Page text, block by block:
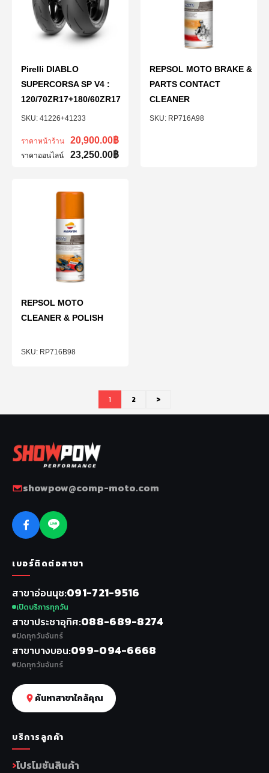
41226+41233
Pirelli DIABLO
SUPERCORSA SP V4 :
120/70ZR17+180/60ZR17
ราคาหน้าร้าน 20,900.00฿
ราคาออนไลน์ 23,250.00฿
RP716A98
REPSOL MOTO BRAKE &
PARTS CONTACT
CLEANER
RP716B98
REPSOL MOTO
CLEANER & POLISH
1 2 >
showpow@comp-moto.com
เบอร์ติดต่อสาขา
สาขาอ่อนนุช 091-721-9516
เปิดบริการทุกวัน
สาขาประชาอุทิศ 088-689-8274
ปิดทุกวันจันทร์
สาขาบางบอน 099-094-6668
ปิดทุกวันจันทร์
ค้นหาสาขาใกล้คุณ
บริการลูกค้า
โปรโมชันสินค้า